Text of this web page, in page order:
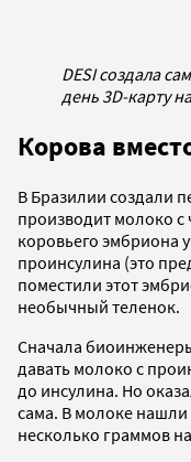
DESI создала
день 3D-карту
Корова
В Бразилии создали
производит молоко
коровьего эмбриона
проинсулина (это
поместили этот
необычный теленок.
Сначала
давать молоко с
до инсулина. Но
сама. В молоке
несколько граммов